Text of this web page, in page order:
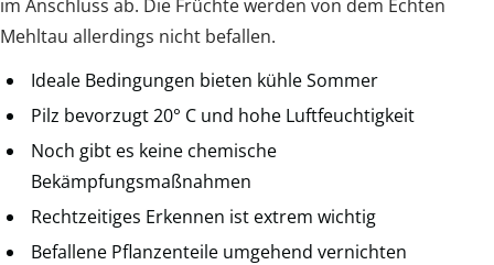
im Anschluss ab. Die Früchte werden von dem Echten
Mehltau allerdings nicht befallen.
Ideale Bedingungen bieten kühle Sommer
Pilz bevorzugt 20° C und hohe Luftfeuchtigkeit
Noch gibt es keine chemische
Bekämpfungsmaßnahmen
Rechtzeitiges Erkennen ist extrem wichtig
Befallene Pflanzenteile umgehend vernichten